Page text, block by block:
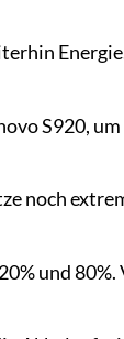
S920,
noch
und 80%.